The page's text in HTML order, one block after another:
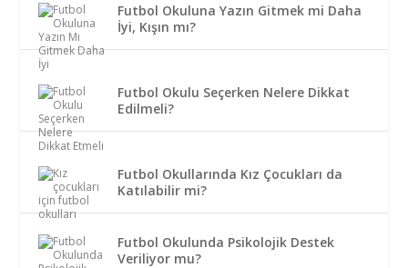
Futbol Okuluna Yazın Gitmek mi Daha
İyi, Kışın mı?
Futbol Okulu Seçerken Nelere Dikkat
Edilmeli?
Futbol Okullarında Kız Çocukları da
Katılabilir mi?
Futbol Okulunda Psikolojik Destek
Veriliyor mu?